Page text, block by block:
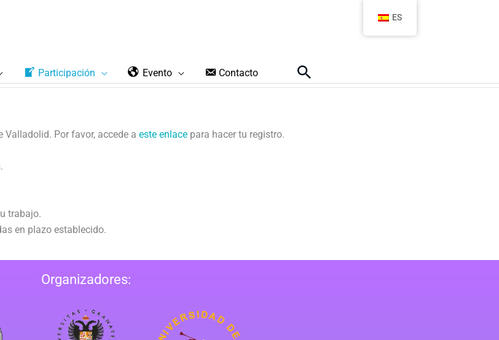
Participación Evento Contacto Buscar
Valladolid. Por favor, accede a este enlace para hacer tu registro.
trabajo.
en plazo establecido.
Organizadores:
ES